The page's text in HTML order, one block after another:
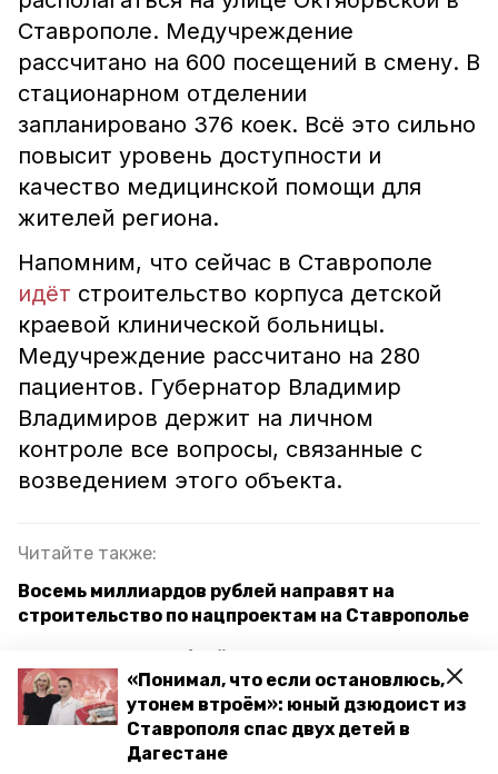
«Понимал, что если остановлюсь,
утонем втроём»: юный дзюдоист из
Ставрополя спас двух детей в
Дагестане
Ставрополе. Медучреждение
рассчитано на 600 посещений в смену. В
стационарном отделении
запланировано 376 коек. Всё это сильно
повысит уровень доступности и
качество медицинской помощи для
жителей региона.
Напомним, что сейчас в Ставрополе
идёт строительство корпуса детской
краевой клинической больницы.
Медучреждение рассчитано на 280
пациентов. Губернатор Владимир
Владимиров держит на личном
контроле все вопросы, связанные с
возведением этого объекта.
Читайте также:
Восемь миллиардов рублей направят на
строительство по нацпроектам на Ставрополье
Более 2,6 млрд рублей из федерального
бюджета получит Ставрополье на
строительство и реконструкцию
медучреждений